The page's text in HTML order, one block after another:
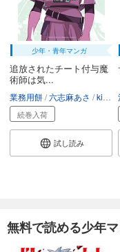
Ｑ．Ｅ．
594 円 (税込)
完結
Ｑ．Ｅ．
完結
594円 (税込)
完結
少年・青年マンガ
追放されたチート付与魔
術師は気...
業務用餅 六志麻あさ kisui
続巻入荷
試し読み
無料で読める少年